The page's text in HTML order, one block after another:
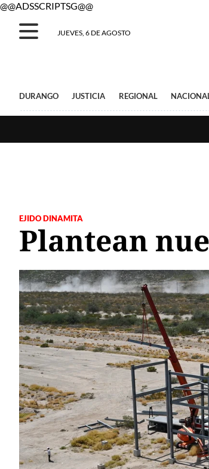
@@ADSSCRIPTSG@@
JUEVES, 6 DE AGOSTO
DURANGO JUSTICIA REGIONAL
EJIDO DINAMITA
Plantean